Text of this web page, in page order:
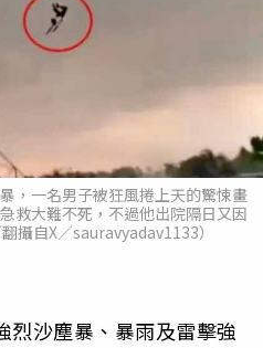
，一名男子被狂風捲上天的驚悚畫
救大難不死，不過他出院隔日又因
攝自X／sauravyadav1133）
烈沙塵暴、暴雨及雷擊強